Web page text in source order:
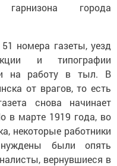
гарнизона города
номера газеты, уезд
и типографии
на работу в тыл. В
от врагов, то есть
снова начинает
в марте 1919 года, во
некоторые работники
были опять
вернувшиеся в